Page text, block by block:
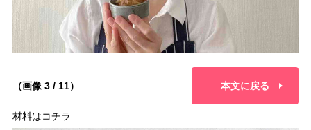
（画像 3 / 11） 本文に戻る
材料はコチラ